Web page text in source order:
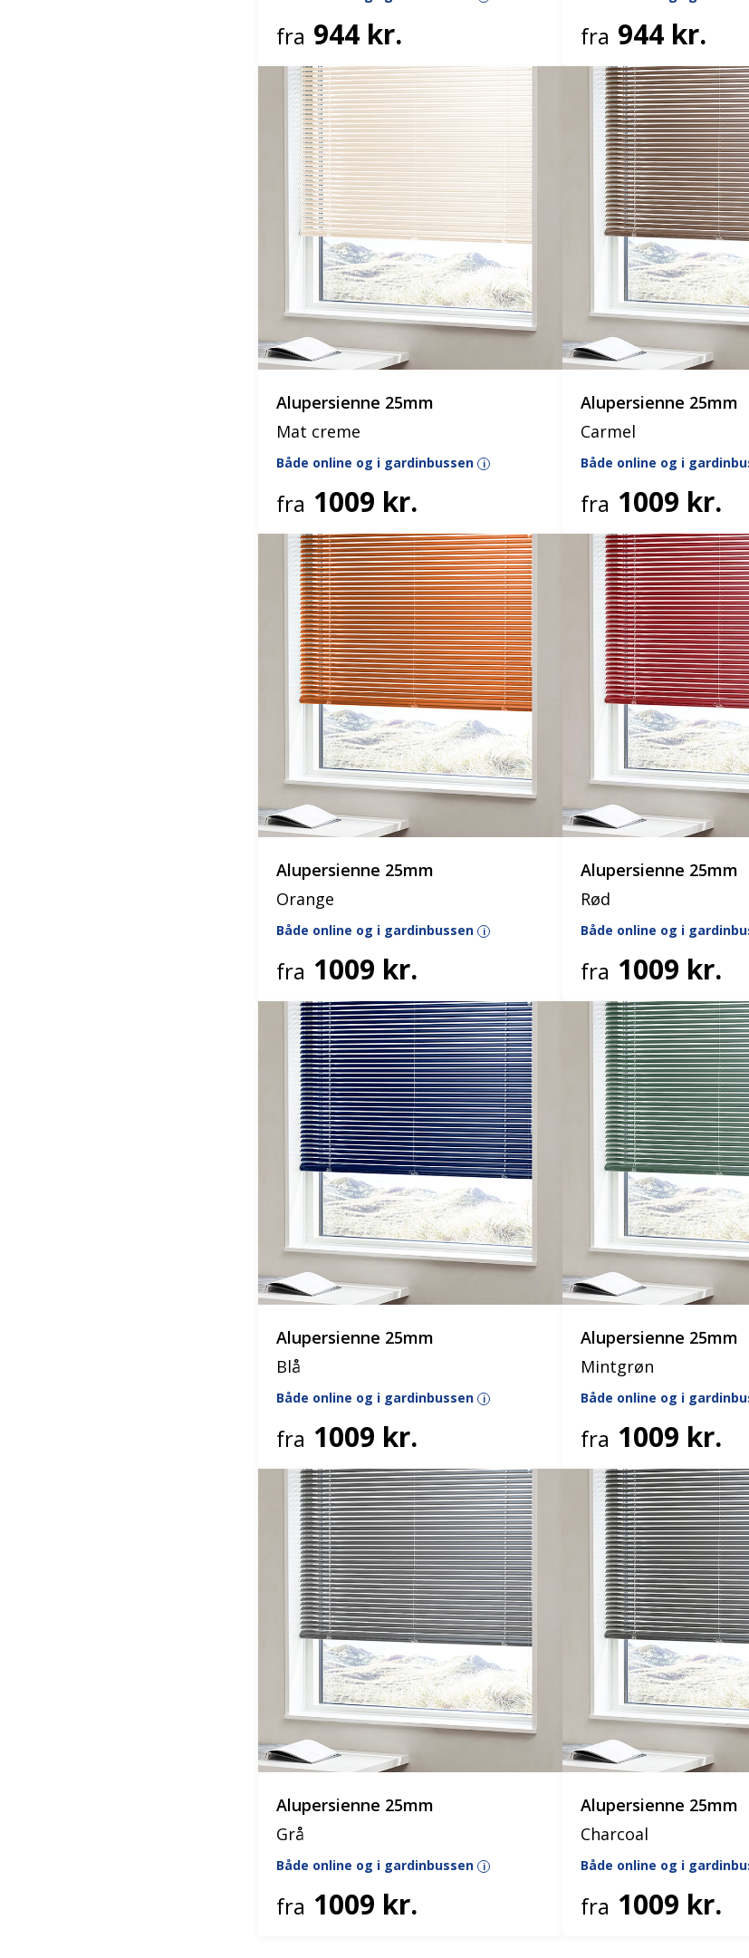
fra 944 kr. fra 944 kr.
Alupersienne 25mm
Mat creme
Både online og i gardinbussen i
fra 1009 kr.
Alupersienne 25mm
Carmel
Både online og i
fra 1009 kr.
Alupersienne 25mm
Orange
Både online og i gardinbussen i
fra 1009 kr.
Alupersienne 25mm
Rød
Både online og i
fra 1009 kr.
Alupersienne 25mm
Blå
Både online og i gardinbussen i
fra 1009 kr.
Alupersienne 25mm
Mintgrøn
Både online og i
fra 1009 kr.
Alupersienne 25mm
Grå
Både online og i gardinbussen i
fra 1009 kr.
Alupersienne 25mm
Charcoal
Både online og i
fra 1009 kr.